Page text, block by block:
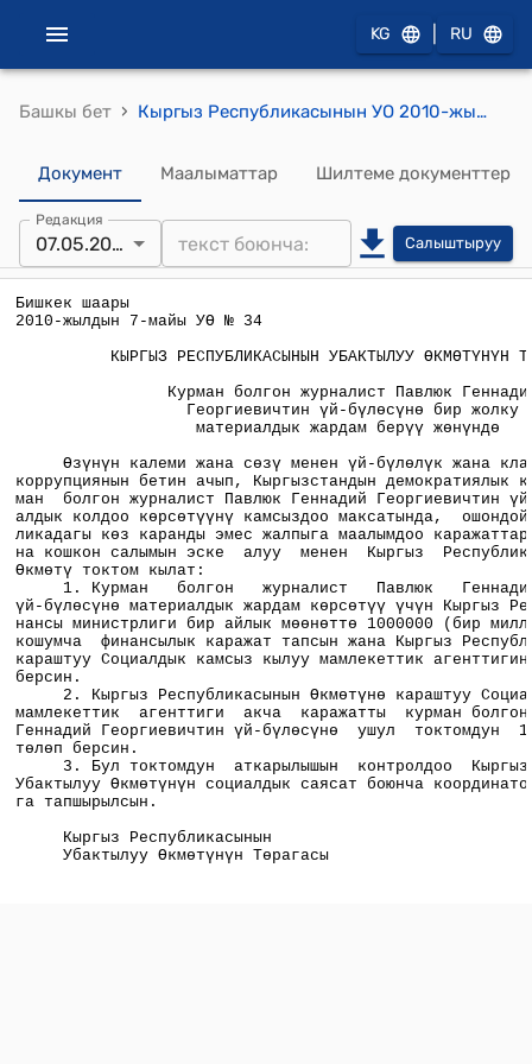
KG RU
Башкы бет › Кыргыз Республикасынын УО 2010-жылдын 7-майынын №34 "Курман болгон журналист Павлюк Геннадий Георгиевичтин үй-бүлөсүнө бир жолку материалдык жардам берүү жөнүндө" Токтому
Документ Маалыматтар Шилтеме документтер
Редакция
07.05.2010 Салыштыруу